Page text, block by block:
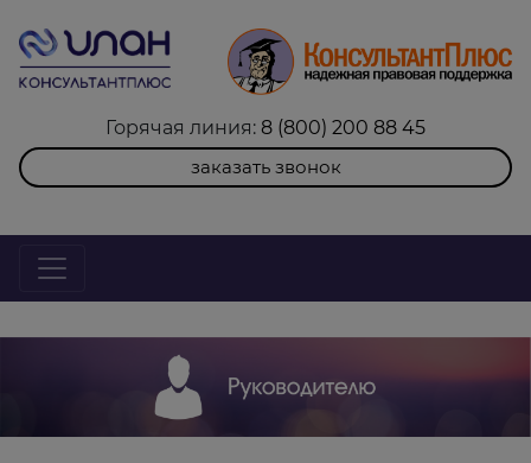
Горячая линия: 8 (800) 200 88 45
заказать звонок